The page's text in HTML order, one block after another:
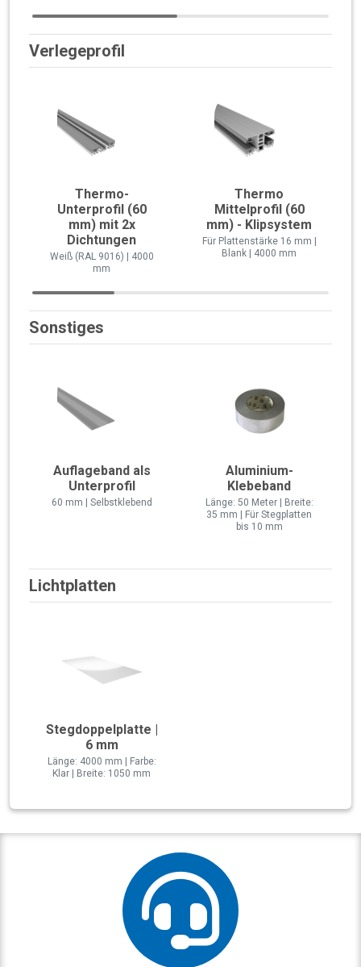
Verlegeprofil
Thermo-
Unterprofil (60
mm) mit 2x
Dichtungen
Weiß (RAL 9016) | 4000
mm
Thermo
Mittelprofil (60
mm) - Klipsystem
Für Plattenstärke 16 mm |
Blank | 4000 mm
Sonstiges
Auflageband als
Unterprofil
60 mm | Selbstklebend
Aluminium-
Klebeband
Länge: 50 Meter | Breite:
35 mm | Für Stegplatten
bis 10 mm
Lichtplatten
Stegdoppelplatte |
6 mm
Länge: 4000 mm | Farbe:
Klar | Breite: 1050 mm